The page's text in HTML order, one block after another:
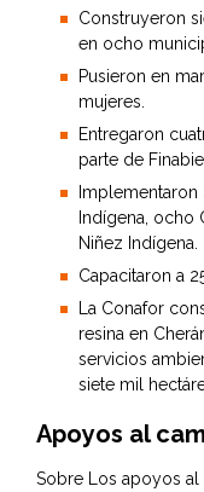
Construyeron
en ocho
Pusieron en
mujeres.
Entregaron
parte de
Implementaron
Indígena, ocho
Niñez Indígena.
Capacitaron a
La Conafor
resina en
servicios
siete mil
Apoyos al
Sobre Los apoyos al